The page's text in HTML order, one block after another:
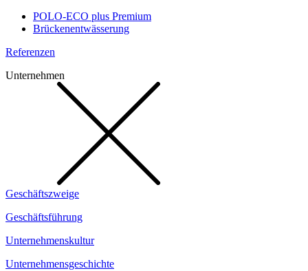
POLO-ECO plus Premium
Brückenentwässerung
Referenzen
Unternehmen
Geschäftszweige
Geschäftsführung
Unternehmenskultur
Unternehmensgeschichte